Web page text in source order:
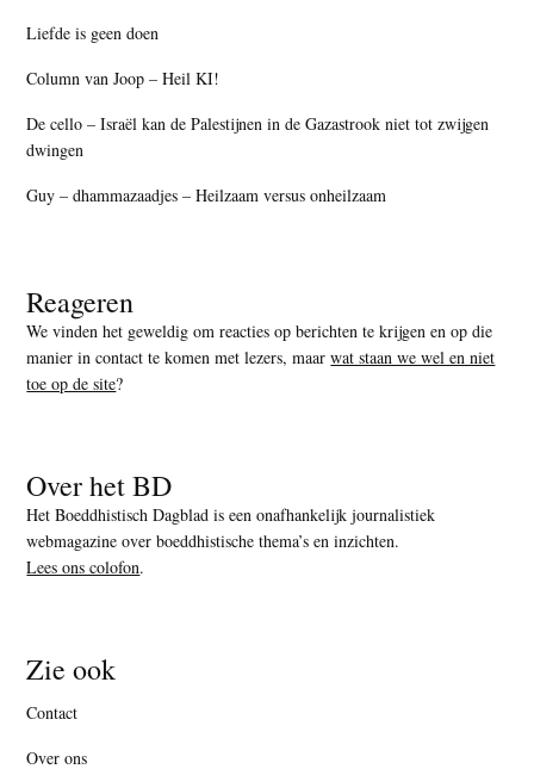
Liefde is geen doen
Column van Joop – Heil KI!
De cello – Israël kan de Palestijnen in de Gazastrook niet tot zwijgen
dwingen
Guy – dhammazaadjes – Heilzaam versus onheilzaam
Reageren
We vinden het geweldig om reacties op berichten te krijgen en op die
manier in contact te komen met lezers, maarwat staan we wel en niet
toe op de site?
Over het BD
Het Boeddhistisch Dagblad is een onafhankelijk journalistiek
webmagazine over boeddhistische thema’s en inzichten.
Lees ons colofon.
Zie ook
Contact
Over ons